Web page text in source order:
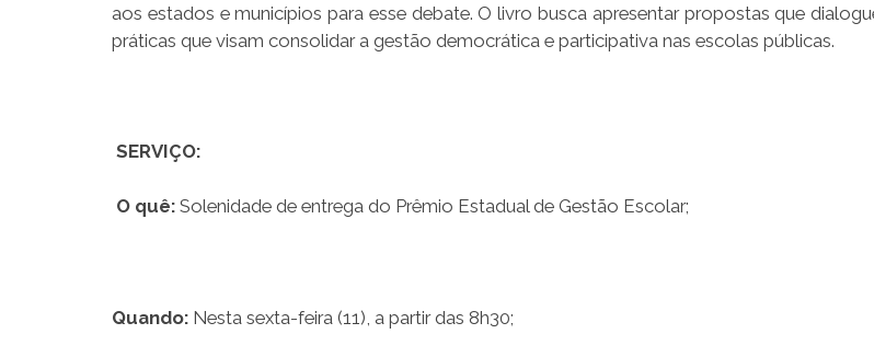
aos estados e municípios para esse debate. O livro busca apresentar propostas que
práticas que visam consolidar a gestão democrática e participativa nas escolas públicas.
SERVIÇO:
O quê: Solenidade de entrega do Prêmio Estadual de Gestão Escolar;
Quando: Nesta sexta-feira (11), a partir das 8h30;